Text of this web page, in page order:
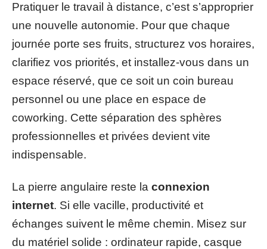
Pratiquer le travail à distance, c’est s’approprier
une nouvelle autonomie. Pour que chaque
journée porte ses fruits, structurez vos horaires,
clarifiez vos priorités, et installez-vous dans un
espace réservé, que ce soit un coin bureau
personnel ou une place en espace de
coworking. Cette séparation des sphères
professionnelles et privées devient vite
indispensable.
La pierre angulaire reste la connexion
internet. Si elle vacille, productivité et
échanges suivent le même chemin. Misez sur
du matériel solide : ordinateur rapide, casque